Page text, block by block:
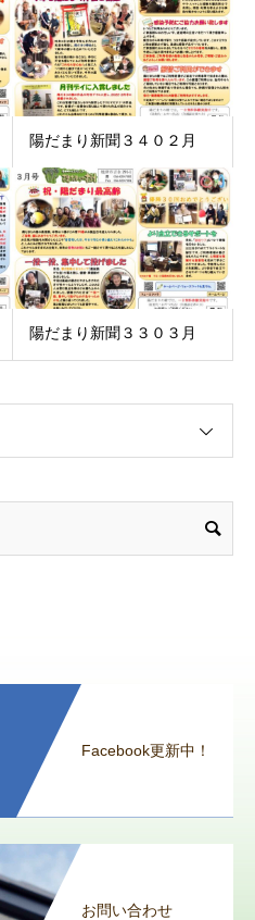
陽だまり新聞３４０２月
陽だまり新聞３３０３月
Facebook更新中！
お問い合わせ